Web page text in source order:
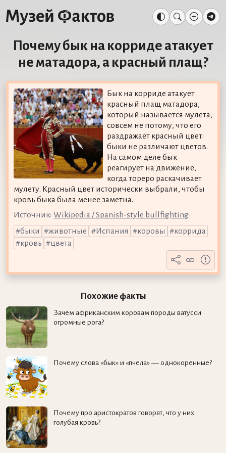
Почему бык на корриде атакует
не матадора, а красный плащ?
Бык на корриде атакует
красный плащ матадора,
который называется мулета,
совсем не потому, что его
раздражает красный цвет:
быки не различают цветов.
На самом деле бык
реагирует на движение,
когда тореро раскачивает
мулету. Красный цвет исторически выбрали, чтобы
кровь быка была менее заметна.
Источник: Wikipedia / Spanish-style bullfighting
быки
животные Испания коровы
коррида
кровь
цвета
Похожие факты
Зачем африканским коровам породы ватусси
огромные рога?
Почему слова «бык» и «пчела» — однокоренные?
Почему про аристократов говорят, что у них
голубая кровь?